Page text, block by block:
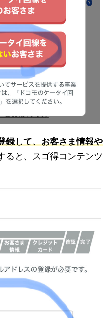
録して、お客さま情報や
ると、スゴ得コンテンツ